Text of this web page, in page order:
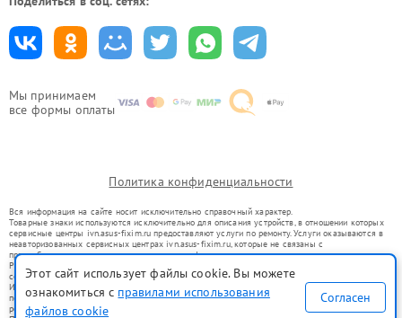
Мы принимаем
все формы оплаты
Политика конфиденциальности
Вся информация на сайте носит исключительно справочный характер.
Товарные знаки используются исключительно для описания устройств, в отношении которых
сервисные центры ivn.asus-fixim.ru предоставляют услуги по ремонту. Услуги оказываются в
неавторизованных сервисных центрах ivn.asus-fixim.ru, которые не связаны с
правообладателями товарных знаков или их официальными представителями.
Ремонт осуществляется для устройств, уже введенных в гражданский оборот в соответствии
со статьей 1487 ГК РФ.
Использование товарных знаков не преследует цели индивидуализации услуг или введения
потребителей в заблуждение, а служит для информирования о предоставляемых услугах по
ремонту техники указанных брендов.
Этот сайт использует файлы cookie. Вы можете
ознакомиться с правилами использования
файлов cookie
Согласен